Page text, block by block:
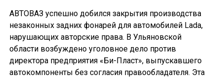
АВТОВАЗ успешно добился закрытия производства
незаконных задних фонарей для автомобилей Lada,
нарушающих авторские права. В Ульяновской
области возбуждено уголовное дело против
директора предприятия «Би-Пласт», выпускавшего
автокомпоненты без согласия правообладателя. Эта